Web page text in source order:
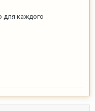
для каждого